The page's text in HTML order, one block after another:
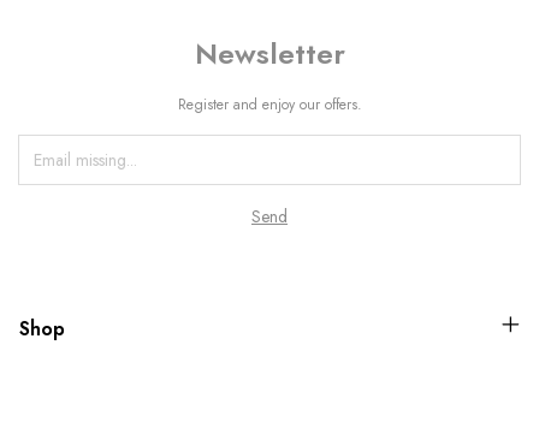
Newsletter
Register and enjoy our offers.
Shop